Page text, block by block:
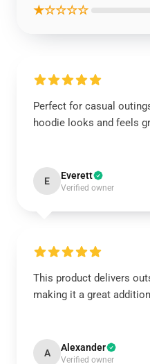
★☆☆☆☆
Perfect for casual
hoodie looks and feels
E Everett
Verified owner
This product delivers
making it a great
A Alexander
Verified owner